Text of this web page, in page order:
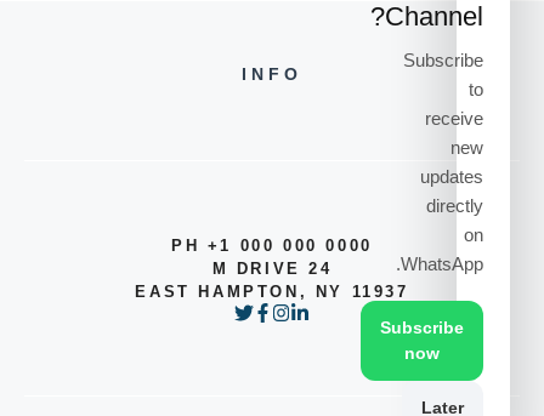
INFO
PH +1 000 000 0000
24 M DRIVE
EAST HAMPTON, NY 11937
Channel?
Subscribe
to
receive
new
updates
directly
on
WhatsApp.
Subscribe
now
Later